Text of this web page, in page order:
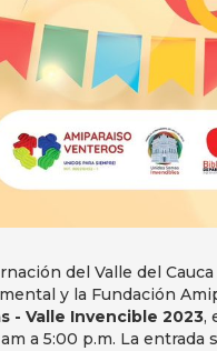
del Valle del
y la Fundación
- Valle Invencible 2023,
am a 5:00 p.m. La